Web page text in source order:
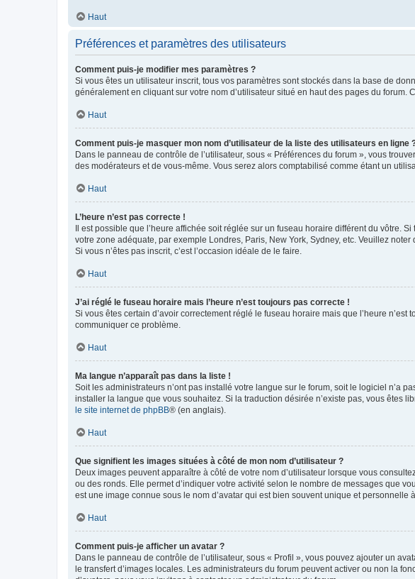
Haut
Préférences et paramètres des utilisateurs
Comment puis-je modifier mes paramètres ?
Si vous êtes un utilisateur inscrit, tous vos paramètres sont stockés dans la base de
généralement en cliquant sur votre nom d’utilisateur situé en haut des pages du
Haut
Comment puis-je masquer mon nom d’utilisateur de la liste des utilisateurs en ligne
Dans le panneau de contrôle de l’utilisateur, sous « Préférences du forum », vous
des modérateurs et de vous-même. Vous serez alors comptabilisé comme étant un
Haut
L’heure n’est pas correcte !
Il est possible que l’heure affichée soit réglée sur un fuseau horaire différent du vôtre.
votre zone adéquate, par exemple Londres, Paris, New York, Sydney, etc. Veuillez
Si vous n’êtes pas inscrit, c’est l’occasion idéale de le faire.
Haut
J’ai réglé le fuseau horaire mais l’heure n’est toujours pas correcte !
Si vous êtes certain d’avoir correctement réglé le fuseau horaire mais que l’heure
communiquer ce problème.
Haut
Ma langue n’apparaît pas dans la liste !
Soit les administrateurs n’ont pas installé votre langue sur le forum, soit le logiciel n’a
installer la langue que vous souhaitez. Si la traduction désirée n’existe pas, vous êtes
le site internet de phpBB® (en anglais).
Haut
Que signifient les images situées à côté de mon nom d’utilisateur ?
Deux images peuvent apparaître à côté de votre nom d’utilisateur lorsque vous
ou des ronds. Elle permet d’indiquer votre activité selon le nombre de messages que
est une image connue sous le nom d’avatar qui est bien souvent unique et personnelle
Haut
Comment puis-je afficher un avatar ?
Dans le panneau de contrôle de l’utilisateur, sous « Profil », vous pouvez ajouter un
le transfert d’images locales. Les administrateurs du forum peuvent activer ou non la